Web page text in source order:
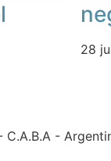
28
C.A.B.A -